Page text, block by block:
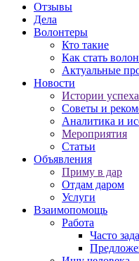
Отзывы
Дела
Волонтеры
Кто такие
Как стать
Актуальные
Новости
Истории успеха
Советы и
Аналитика и
Мероприятия
Статьи
Объявления
Приму в дар
Отдам даром
Услуги
Взаимопомощь
Работа
Часто